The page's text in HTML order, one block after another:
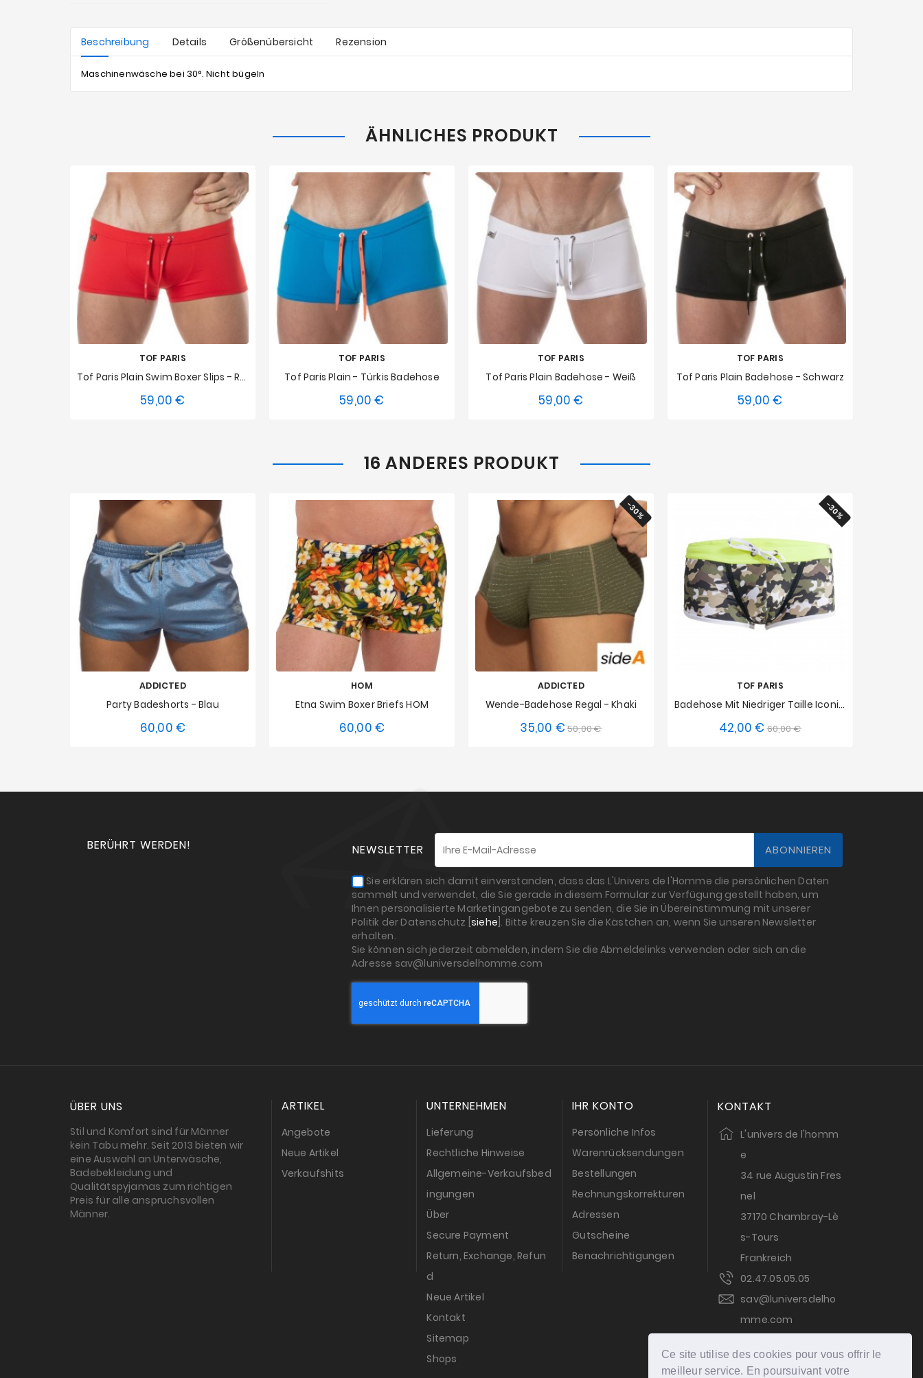
Ce site utilise des cookies pour vous offrir le
meilleur service. En poursuivant votre
Beschreibung Details Größenübersicht Rezension
Maschinenwäsche bei 30°. Nicht bügeln
ÄHNLICHES PRODUKT
TOF PARIS
Tof Paris Plain Swim Boxer Slips - Rot
59,00 €
M L
TOF PARIS
Tof Paris Plain - Türkis Badehose
59,00 €
M L
TOF PARIS
Tof Paris Plain Badehose - Weiß
59,00 €
M L
TOF PARIS
Tof Paris Plain Badehose - Schwarz
59,00 €
M L
16 ANDERES PRODUKT
ADDICTED
Party Badeshorts - Blau
60,00 €
M L
HOM
Etna Swim Boxer Briefs HOM
60,00 €
XL
-30%
ADDICTED
Wende-Badehose Regal - Khaki
35,00 € Verkaufspreis
50,00 €Preis
S M L XL
-30%
TOF PARIS
Badehose Mit Niedriger Taille Iconic - Camouflage Khaki
42,00 € Verkaufspreis
60,00 €Preis
S M L XL
BERÜHRT WERDEN! NEWSLETTER
Sie erklären sich damit einverstanden, dass das L'Univers de l'Homme die persönlichen Daten
sammelt und verwendet, die Sie gerade in diesem Formular zur Verfügung gestellt haben, um
Ihnen personalisierte Marketingangebote zu senden, die Sie in Übereinstimmung mit unserer
Politik der Datenschutz [ siehe ]. Bitte kreuzen Sie die Kästchen an, wenn Sie unseren Newsletter
erhalten.
Sie können sich jederzeit abmelden, indem Sie die Abmeldelinks verwenden oder sich an die
Adresse sav@luniversdelhomme.com
ÜBER UNS
Stil und Komfort sind für Männer
kein Tabu mehr. Seit 2013 bieten wir
eine Auswahl an Unterwäsche,
Badebekleidung und
Qualitätspyjamas zum richtigen
Preis für alle anspruchsvollen
Männer.
ARTIKEL
Angebote
Neue Artikel
Verkaufshits
UNTERNEHMEN
Lieferung
Rechtliche Hinweise
Allgemeine-Verkaufsbed
ingungen
Über
Secure Payment
Return, Exchange, Refun
d
Neue Artikel
Kontakt
Sitemap
Shops
IHR KONTO
Persönliche Infos
Warenrücksendungen
Bestellungen
Rechnungskorrekturen
Adressen
Gutscheine
Benachrichtigungen
KONTAKT
L'univers de l'homm
e
34 rue Augustin Fres
nel
37170 Chambray-Lè
s-Tours
Frankreich
02.47.05.05.05
sav@luniversdelho
mme.com
ZAHLUNG